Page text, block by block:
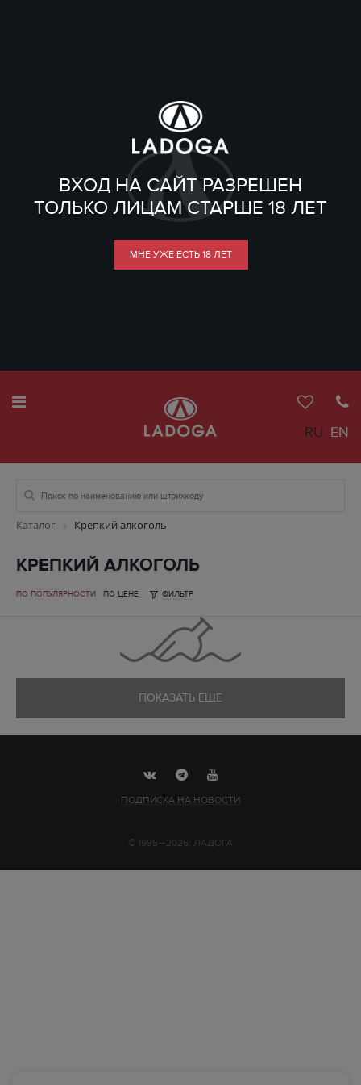
ВХОД НА САЙТ РАЗРЕШЕН
ТОЛЬКО ЛИЦАМ СТАРШЕ 18 ЛЕТ
МНЕ УЖЕ ЕСТЬ 18 ЛЕТ
RU EN
Каталог Крепкий алкоголь
КРЕПКИЙ АЛКОГОЛЬ
ПО ПОПУЛЯРНОСТИ ПО ЦЕНЕ ФИЛЬТР
ПОКАЗАТЬ ЕЩЕ
ПОДПИСКА НА НОВОСТИ
© 1995—2026, ЛАДОГА